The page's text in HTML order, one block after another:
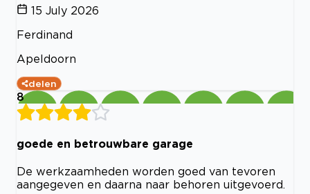
15 July 2026
Ferdinand
Apeldoorn
delen
8
goede en betrouwbare garage
De werkzaamheden worden goed van tevoren
aangegeven en daarna naar behoren uitgevoerd.